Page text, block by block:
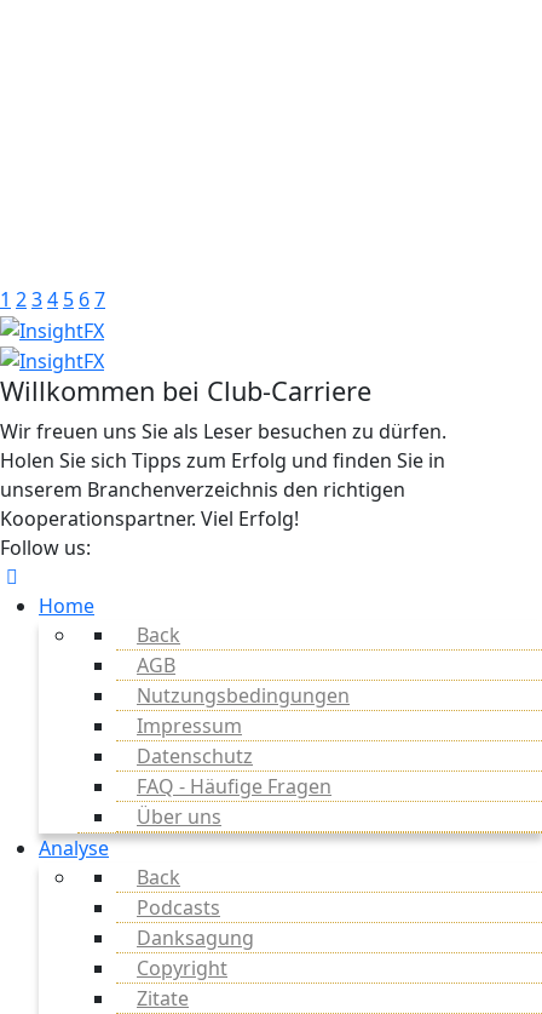
1 234 5 67
Willkommen bei Club-Carriere
Wir freuen uns Sie als Leser besuchen zu dürfen.
Holen Sie sich Tipps zum Erfolg und finden Sie in
unserem Branchenverzeichnis den richtigen
Kooperationspartner. Viel Erfolg!
Follow us:
Home
Back
AGB
Nutzungsbedingungen
Impressum
Datenschutz
FAQ - Häufige Fragen
Über uns
Analyse
Back
Podcasts
Danksagung
Copyright
Zitate